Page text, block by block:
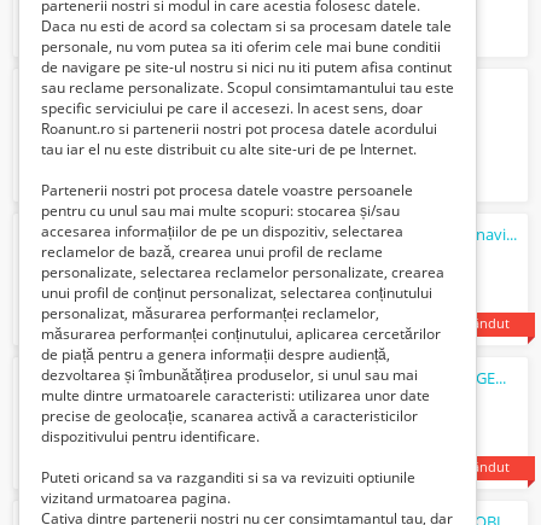
raft mare sistem hidroponic
7500 Lei
vândut
Vand utilaje agricole Tocator si Sistem de navigatie
6540 Euro €
vândut
Vand utilaje agricole TOCATOR MASCHIO GEMELLA 620 si Sistem de navigatie HARDI
6540 Euro €
partenerii nostri si modul in care acestia folosesc datele.
Daca nu esti de acord sa colectam si sa procesam datele tale
personale, nu vom putea sa iti oferim cele mai bune conditii
de navigare pe site-ul nostru si nici nu iti putem afisa continut
sau reclame personalizate. Scopul consimtamantului tau este
specific serviciului pe care il accesezi. In acest sens, doar
Roanunt.ro si partenerii nostri pot procesa datele acordului
tau iar el nu este distribuit cu alte site-uri de pe Internet.
Partenerii nostri pot procesa datele voastre persoanele
pentru cu unul sau mai multe scopuri: stocarea și/sau
accesarea informațiilor de pe un dispozitiv, selectarea
reclamelor de bază, crearea unui profil de reclame
personalizate, selectarea reclamelor personalizate, crearea
unui profil de conținut personalizat, selectarea conținutului
personalizat, măsurarea performanței reclamelor,
măsurarea performanței conținutului, aplicarea cercetărilor
de piață pentru a genera informații despre audiență,
dezvoltarea și îmbunătățirea produselor, si unul sau mai
multe dintre urmatoarele caracteristi: utilizarea unor date
precise de geolocație, scanarea activă a caracteristicilor
dispozitivului pentru identificare.
Puteti oricand sa va razganditi si sa va revizuiti optiunile
vizitand urmatoarea pagina.
Cativa dintre partenerii nostri nu cer consimtamantul tau, dar